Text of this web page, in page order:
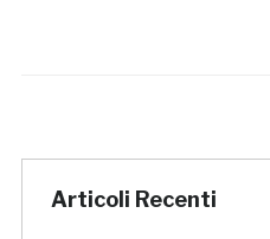
Articoli Recenti